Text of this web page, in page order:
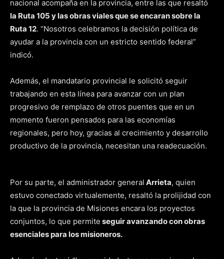
nacional acompaña en la provincia, entre las que resaltó
la Ruta 105 y las obras viales que se encaran sobre la
Ruta 12. “Nosotros celebramos la decisión política de
ayudar a la provincia con un estricto sentido federal”
indicó.
Además, el mandatario provincial le solicitó seguir
trabajando en esta línea para avanzar con un plan
progresivo de remplazo de otros puentes que en un
momento fueron pensados para las economías
regionales, pero hoy, gracias al crecimiento y desarrollo
productivo de la provincia, necesitan una readecuación.
Por su parte, el administrador general Arrieta, quien
estuvo conectado virtualemente, resaltó la prolijidad con
la que la provincia de Misiones encara los proyectos
conjuntos, lo que permite seguir avanzando con obras
esenciales para los misioneros.